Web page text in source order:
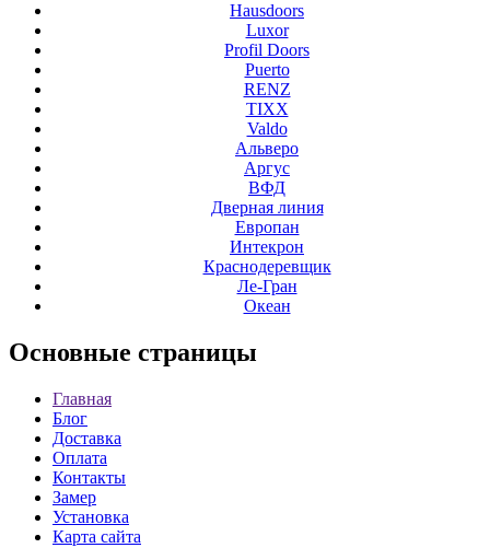
Hausdoors
Luxor
Profil Doors
Puerto
RENZ
TIXX
Valdo
Альверо
Аргус
ВФД
Дверная линия
Европан
Интекрон
Краснодеревщик
Ле-Гран
Океан
Основные страницы
Главная
Блог
Доставка
Оплата
Контакты
Замер
Установка
Карта сайта